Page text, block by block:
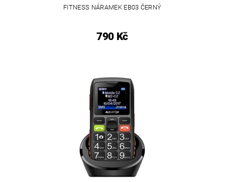
FITNESS NÁRAMEK EB03 ČERNÝ
790 Kč